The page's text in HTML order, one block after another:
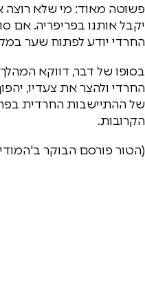
פשוטה מאוד: מי שלא רוצה
יקבל אותנו בפריפריה. אם
החרדי יודע לפתוח שער
בסופו של דבר, דווקא
החרדי ולהצר את צעדיו,
של ההתיישבות החרדית
הקרובות.
(הטור פורסם הבוקר